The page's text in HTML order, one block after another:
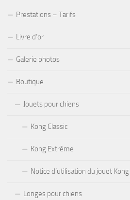
Prestations – Tarifs
Livre d’or
Galerie photos
Boutique
Jouets pour chiens
Kong Classic
Kong Extrême
Notice d’utilisation du jouet Kong
Longes pour chiens